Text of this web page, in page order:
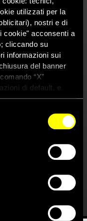
utilizzati per la
nostri e di
cookie" acconsenti a
cliccando su
informazioni sui
del banner
“X”
di default, e
con i cookie
come